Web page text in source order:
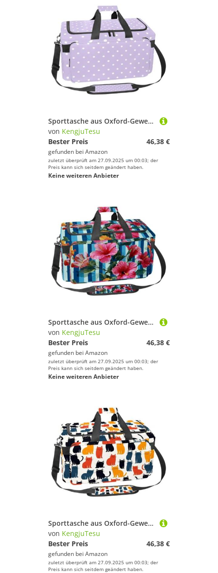
Sporttasche aus Oxford-Gewebe, mit abnehmbarem Schultergurt, Trainings-Handtasche, Übernachtungstasche für Damen, Herren, Regenbogen und Anker, Mehrfarbig 7, Einheitsgröße, Handgepäck
von KengjuTesu
Bester Preis
46,38 €
gefunden bei Amazon
zuletzt überprüft am 27.09.2025 um 00:03; der
Preis kann sich seitdem geändert haben.
Keine weiteren Anbieter
Sporttasche aus Oxford-Gewebe, mit abnehmbarem Schultergurt, Trainings-Handtasche, Übernachtungstasche für Damen und Herren, Otter-Druck, Mehrfarbig 14, Einheitsgröße, Handgepäck
von KengjuTesu
Bester Preis
46,38 €
gefunden bei Amazon
zuletzt überprüft am 27.09.2025 um 00:03; der
Preis kann sich seitdem geändert haben.
Keine weiteren Anbieter
Sporttasche aus Oxford-Gewebe, mit abnehmbarem Schultergurt, Trainings-Handtasche, Übernachtungstasche für Damen und Herren, bunte Katzen, Mehrfarbig 1, Einheitsgröße, Handgepäck
von KengjuTesu
Bester Preis
46,38 €
gefunden bei Amazon
zuletzt überprüft am 27.09.2025 um 00:03; der
Preis kann sich seitdem geändert haben.